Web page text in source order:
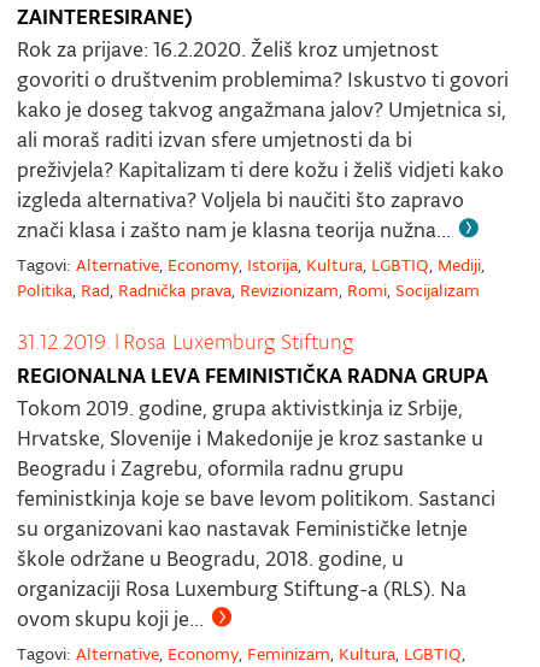
ZAINTERESIRANE)
Rok za prijave: 16.2.2020. Želiš kroz umjetnost
govoriti o društvenim problemima? Iskustvo ti govori
kako je doseg takvog angažmana jalov? Umjetnica si,
ali moraš raditi izvan sfere umjetnosti da bi
preživjela? Kapitalizam ti dere kožu i želiš vidjeti kako
izgleda alternativa? Voljela bi naučiti što zapravo
znači klasa i zašto nam je klasna teorija nužna...
Tagovi: Alternative, Economy, Istorija, Kultura, LGBTIQ, Mediji,
Politika, Rad, Radnička prava, Revizionizam, Romi, Socijalizam
31.12.2019. | Rosa Luxemburg Stiftung
REGIONALNA LEVA FEMINISTIČKA RADNA GRUPA
Tokom 2019. godine, grupa aktivistkinja iz Srbije,
Hrvatske, Slovenije i Makedonije je kroz sastanke u
Beogradu i Zagrebu, oformila radnu grupu
feministkinja koje se bave levom politikom. Sastanci
su organizovani kao nastavak Feminističke letnje
škole održane u Beogradu, 2018. godine, u
organizaciji Rosa Luxemburg Stiftung-a (RLS). Na
ovom skupu koji je...
Tagovi: Alternative, Economy, Feminizam, Kultura, LGBTIQ,